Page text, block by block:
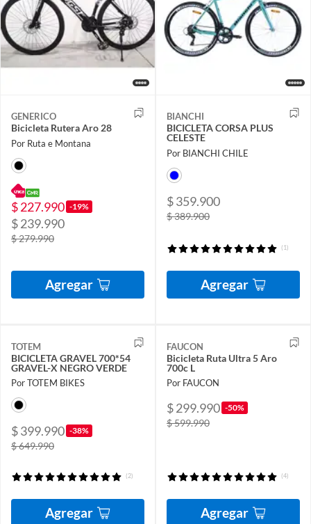
GENERICO
Bicicleta Rutera Aro 28
Por Ruta e Montana
$ 227.990 -19%
$ 239.990
$ 279.990
Agregar
BIANCHI
BICICLETA CORSA PLUS
CELESTE
Por BIANCHI CHILE
$ 359.900
$ 389.900
(1)
Agregar
TOTEM
BICICLETA GRAVEL 700*54
GRAVEL-X NEGRO VERDE
Por TOTEM BIKES
$ 399.990 -38%
$ 649.990
(2)
Agregar
FAUCON
Bicicleta Ruta Ultra 5 Aro
700c L
Por FAUCON
$ 299.990 -50%
$ 599.990
(4)
Agregar